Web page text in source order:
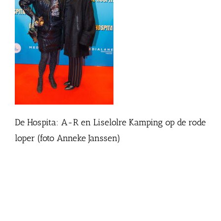
De Hospita: A-R en Liselolre Kamping op de rode
loper (foto Anneke Janssen)